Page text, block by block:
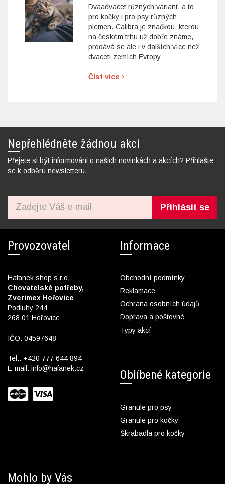
Dvaadvacet různých variant, a to
pro kočky i pro psy různých
plemen. Calibra je značkou, kterou
na českém trhu už dobře známe,
prodává se ale i v dalších více než
dvaceti zemích Evropy
Číst více
Nepřehlédněte žádnou akci
Přejete si být informováni o našich novinkách a akcích? Přihlašte
se k odběru newsletteru.
Přihlásit se
Provozovatel
Hafanek shop s.r.o.
Chovatelské potřeby,
Zverimex Hořovice
Podluhy 244
268 01 Hořovice
IČO: 04597648
Tel.: +420 777 644 894
E-mail: info@hafanek.cz
Informace
Obchodní podmínky
Reklamace
Ochrana osobních údajů
Doprava a poštovné
Typy akcí
Oblíbené kategorie
Granule pro psy
Granule pro kočky
Škrabadla pro kočky
Mohlo by Vás